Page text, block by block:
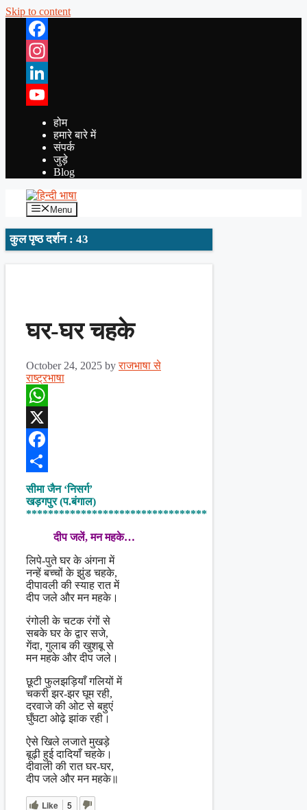
Skip to content
Facebook
Instagram
LinkedIn
YouTube
होम
हमारे बारे में
संपर्क
जुड़े
Blog
Menu
कुल पृष्ठ दर्शन : 43
घर-घर चहके
October 24, 2025 byराजभाषा से
राष्ट्रभाषा
WhatsApp
X
Facebook
Share
सीमा जैन ‘निसर्ग’
खड़गपुर (प.बंगाल)
*********************************
दीप जलें, मन महके…
लिपे-पुते घर के अंगना में
नन्हें बच्चों के झुंड चहके,
दीपावली की स्याह रात में
दीप जले और मन महके।
रंगोली के चटक रंगों से
सबके घर के द्वार सजे,
गेंदा, गुलाब की खुशबू से
मन महके और दीप जले।
छूटी फुलझड़ियाँ गलियों में
चकरी झर-झर घूम रही,
दरवाजे की ओट से बहुएं
घुँघटा ओढ़े झांक रही।
ऐसे खिले लजाते मुखड़े
बूढ़ी हुई दादियाँ चहके।
दीवाली की रात घर-घर,
दीप जले और मन महके॥
Like 5